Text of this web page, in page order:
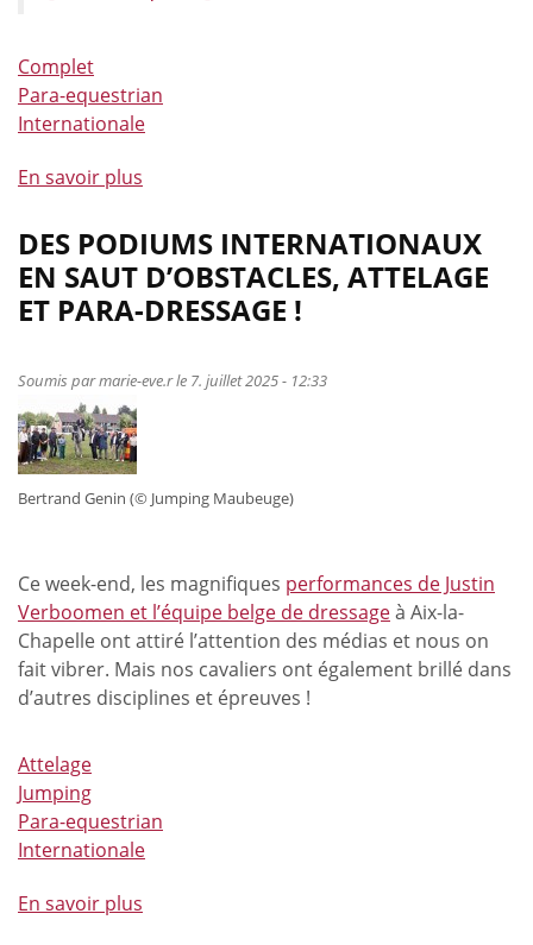
Complet
Para-equestrian
Internationale
En savoir plus
de
Des
changements
dans
sélection
Championnats
para-
dressage
et
de
concours
DES PODIUMS INTERNATIONAUX
EN SAUT D’OBSTACLES, ATTELAGE
ET PARA-DRESSAGE !
Soumis parmarie-eve.rle 7. juillet 2025 - 12:33
Bertrand Genin (© Jumping Maubeuge)
Ce week-end, les magnifiques performances de Justin
Verboomen et l’équipe belge de dressageà Aix-la-
Chapelle ont attiré l’attention des médias et nous on
fait vibrer. Mais nos cavaliers ont également brillé dans
d’autres disciplines et épreuves !
Attelage
Jumping
Para-equestrian
Internationale
En savoir plus